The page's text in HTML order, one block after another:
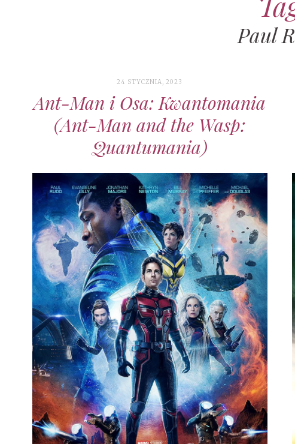
Paul
24 STYCZNIA, 2023
Ant-Man i Osa: Kwantomania
(Ant-Man and the Wasp:
Quantumania)